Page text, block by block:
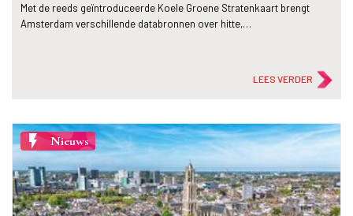
Met de reeds geïntroduceerde Koele Groene Stratenkaart brengt
Amsterdam verschillende databronnen over hitte,…
LEES VERDER
flash_on Nieuws